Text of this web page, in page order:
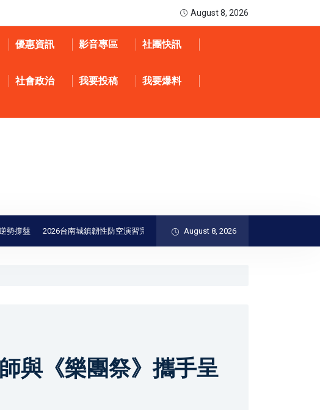
August 8, 2026
優惠資訊 影音專區 社團快訊
社會政治 我要投稿 我要爆料
2026台南城鎮韌性防空演習完成｜黃偉哲肯定全民防衛與防空避難整備
August 8, 2026
與《樂團祭》攜手呈